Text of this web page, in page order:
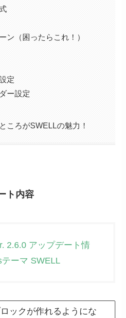
ン（困ったらこれ！）
定
ー設定
ころがSWELLの魅力！
ト内容
2.6.0 アップデート情
ーマ SWELL
ックが作れるようにな